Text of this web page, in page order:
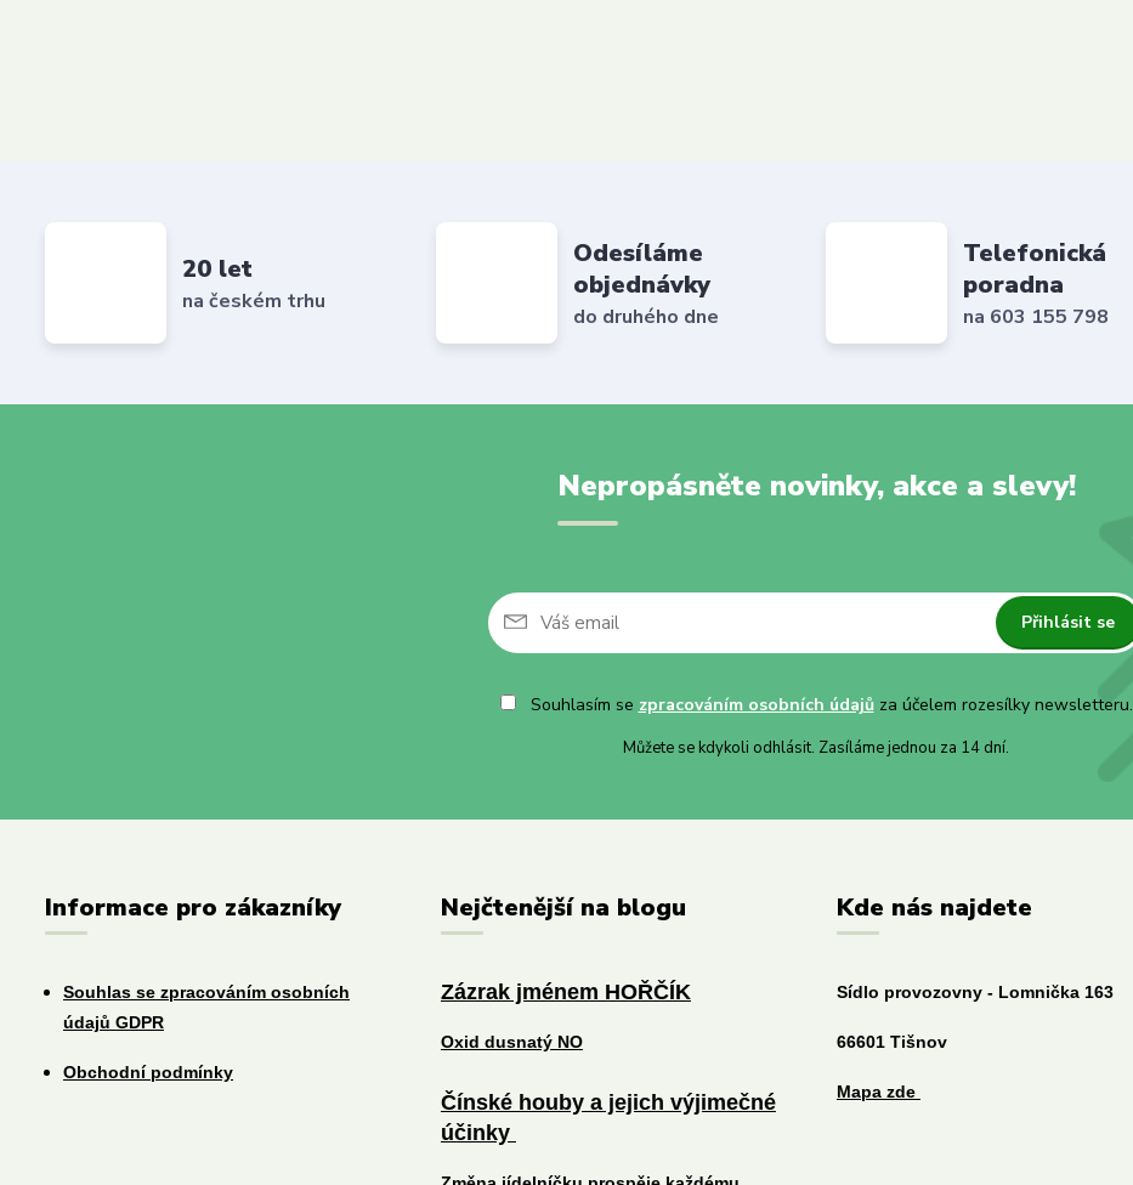
20 let
na českém trhu
Odesíláme
objednávky
do druhého dne
Telefonická
poradna
na 603 155 798
Nepropásněte novinky, akce a slevy!
Přihlásit se
Souhlasím se zpracováním osobních údajůza účelem rozesílky newsletteru.
Můžete se kdykoli odhlásit. Zasíláme jednou za 14 dní.
Informace pro zákazníky
Souhlas se zpracováním osobních
údajů GDPR
Obchodní podmínky
Nejčtenější na blogu
Zázrak jménem HOŘČÍK
Oxid dusnatý NO
Čínské houby a jejich výjimečné
účinky
Kde nás najdete
Sídlo provozovny - Lomnička 163
66601 Tišnov
Mapa zde